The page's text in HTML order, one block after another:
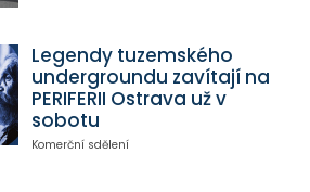
Legendy tuzemského
undergroundu zavítají na
PERIFERII Ostrava už v
sobotu
Komerční sdělení